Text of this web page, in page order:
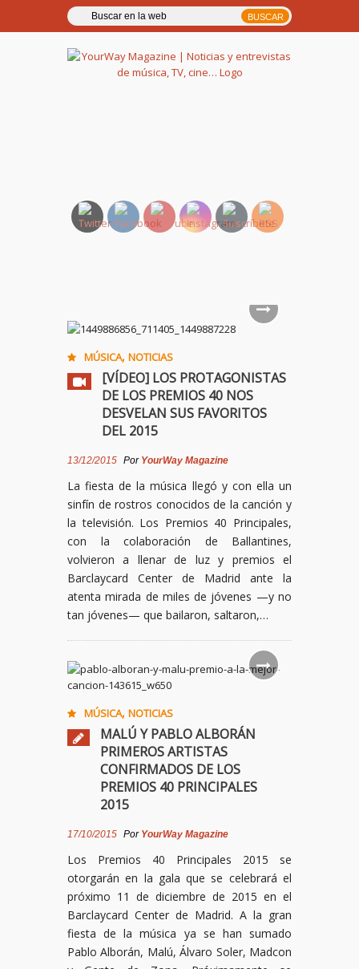
MÚSICA, NOTICIAS
[VÍDEO] LOS PROTAGONISTAS
DE LOS PREMIOS 40 NOS
DESVELAN SUS FAVORITOS
DEL 2015
13/12/2015 Por YourWay Magazine
La fiesta de la música llegó y con ella un
sinfín de rostros conocidos de la canción y
la televisión. Los Premios 40 Principales,
con la colaboración de Ballantines,
volvieron a llenar de luz y premios el
Barclaycard Center de Madrid ante la
atenta mirada de miles de jóvenes —y no
tan jóvenes— que bailaron, saltaron,…
MÚSICA, NOTICIAS
MALÚ Y PABLO ALBORÁN
PRIMEROS ARTISTAS
CONFIRMADOS DE LOS
PREMIOS 40 PRINCIPALES
2015
17/10/2015 Por YourWay Magazine
Los Premios 40 Principales 2015 se
otorgarán en la gala que se celebrará el
próximo 11 de diciembre de 2015 en el
Barclaycard Center de Madrid. A la gran
fiesta de la música ya se han sumado
Pablo Alborán, Malú, Álvaro Soler, Madcon